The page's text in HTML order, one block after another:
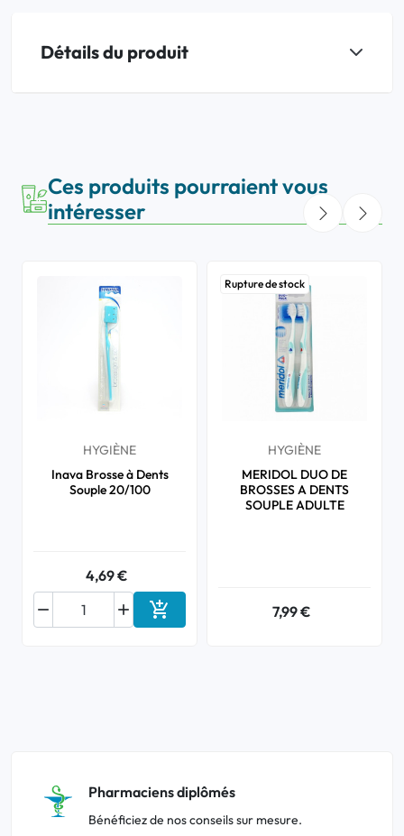
Détails du produit
Ces produits pourraient vous
intéresser
HYGIÈNE
Inava Brosse à Dents
Souple 20/100
4,69 €

 Ajouter au panier
Rupture de stock
HYGIÈNE
MERIDOL DUO DE
BROSSES A DENTS
SOUPLE ADULTE
7,99 €
Pharmaciens diplômés
Bénéficiez de nos conseils sur mesure.